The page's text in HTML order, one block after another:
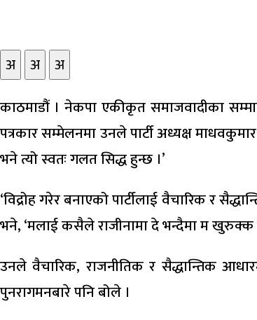
अ अ अ
काठमाडौं । नेकपा एकीकृत समाजवादीका
पत्रकार सम्मेलनमा उनले पार्टी अध्यक्ष
भने त्यो स्वतः गलत सिद्ध हुन्छ ।’
‘विद्रोह गरेर बनाएको पार्टीलाई वैचारिक र
भने, ‘मलाई कसैले राजीनामा दे भन्दैमा म खुरुक्क
उनले वैचारिक, राजनीतिक र सैद्धान्तिक
पुनरागमनबारे पनि बोले ।